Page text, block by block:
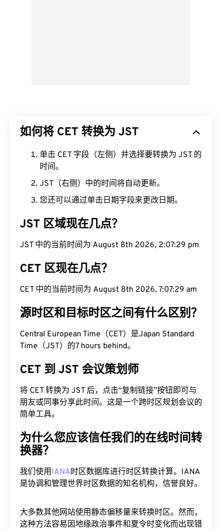
如何将 CET 转换为 JST
单击 CET 字段（左侧）并选择要转换为 JST 的
时间。
JST（右侧）中的时间将自动更新。
您还可以通过单击日期字段来更改日期。
JST 区域现在几点？
JST 中的当前时间为 August 8th 2026, 2:07:29 pm
CET 区现在几点？
CET 中的当前时间为 August 8th 2026, 7:07:29 am
源时区和目标时区之间有什么区别？
Central European Time（CET）是Japan Standard
Time（JST）的7 hours behind。
CET 到 JST 会议策划师
将 CET 转换为 JST 后，点击“复制链接”按钮即可与
朋友或同事分享此时间。这是一个跨时区规划会议的
简单工具。
为什么您应该信任我们的在线时间转
换器？
我们使用IANA时区数据库进行时区转换计算。IANA
是协调和管理世界时区数据的知名机构，信誉良好。
大多数其他网站使用静态偏移量来转换时区。然而，
这种方法容易因地缘政治事件和夏令时变化而出现错